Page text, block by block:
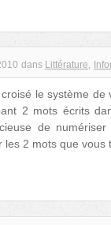
dans Littérature
le système
2 mots écrits
de
les 2 mots que